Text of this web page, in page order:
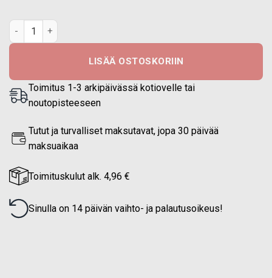
Huomioliivi/Varusteliivi EN 20471 Keltainen määrä
LISÄÄ OSTOSKORIIN
Toimitus 1-3 arkipäivässä kotiovelle tai
noutopisteeseen
Tutut ja turvalliset maksutavat, jopa 30 päivää
maksuaikaa
Toimituskulut alk. 4,96 €
Sinulla on 14 päivän vaihto- ja palautusoikeus!